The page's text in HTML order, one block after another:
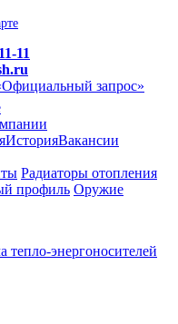
11
запрос»
ИсторияВакансии
Радиаторы отопления
профиль Оружие
тепло-энергоносителей